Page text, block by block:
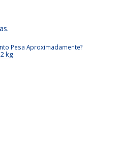
Pesa Aproximadamente?
kg